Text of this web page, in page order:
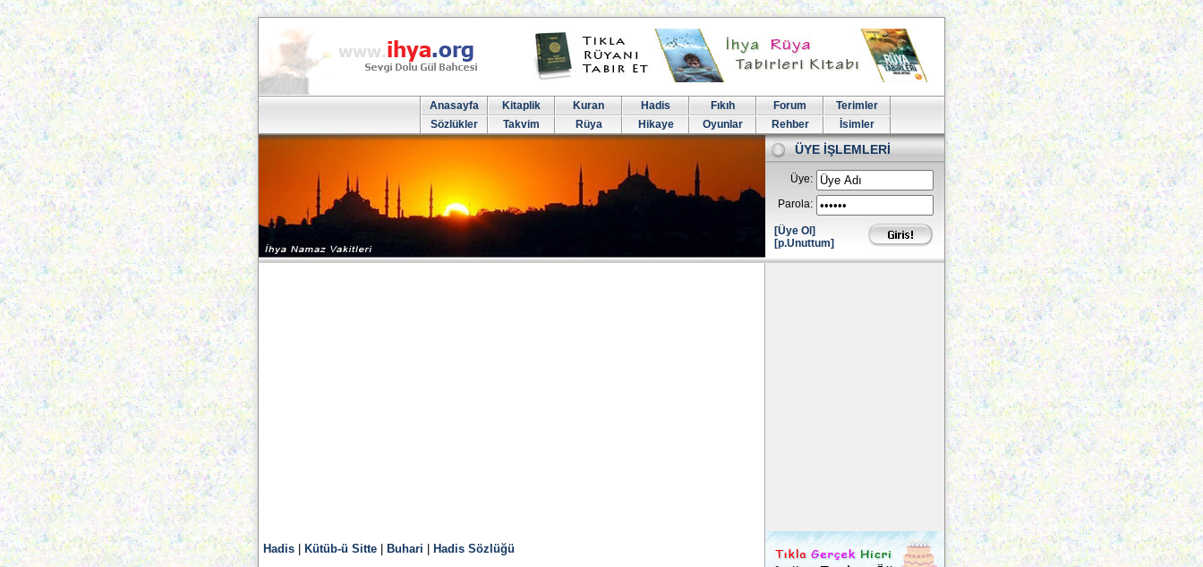
Anasayfa Kitaplik Kuran Hadis Fıkıh Forum
Terimler
Sözlükler
Takvim Rüya Hikaye Oyunlar Rehber İsimler
ÜYE İŞLEMLERİ
Üye:
Parola:
[Üye Ol]
[p.Unuttum]
Hadis Kütüb-ü Sitte Buhari Hadis Sözlüğü